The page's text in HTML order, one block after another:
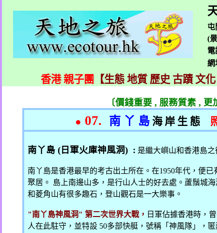
屯
(
電
香港 親子團 【生態 地質 歷史 古蹟 文
〔價錢重要, 服務質素, 更
● 07. 南 丫 島 海 岸 生 態
南丫島 ( 日軍火庫神風洞) : 是繼大嶼山和香港島
南丫島是香港最早的考古出土所在。在1950年代，便已
聚居。 島上南邊山多，是行山人士的好去處。蘆鬚城
和菱角山有很多趣石，登山觀石是一大樂事。
"南丫島神風洞"第二次世界大戰， 日軍佔據香港時，
人在此駐守，並特設 50多部快艇，號稱「神風隊」，